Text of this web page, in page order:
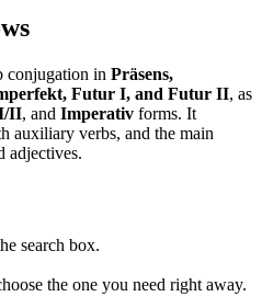
conjugation in Präsens,
Futur I, and Futur II, as
II, and Imperativ forms. It
auxiliary verbs, and the main
adjectives.
search box.
the one you need right away.